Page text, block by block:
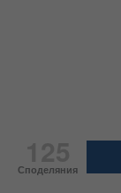
Споделяния